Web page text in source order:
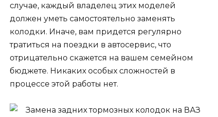
случае, каждый владелец этих моделей
должен уметь самостоятельно заменять
колодки. Иначе, вам придется регулярно
тратиться на поездки в автосервис, что
отрицательно скажется на вашем семейном
бюджете. Никаких особых сложностей в
процессе этой работы нет.